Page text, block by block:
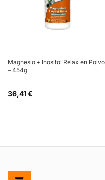
Magnesio + Inositol Relax en Polvo
– 454g
36,41 €